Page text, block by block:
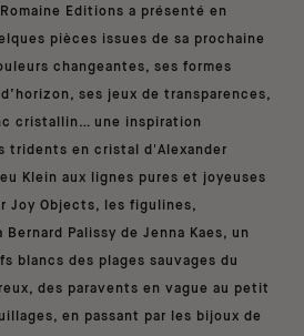
Editions a présenté en
pièces issues de sa prochaine
changeantes, ses formes
ses jeux de transparences,
cristallin… une inspiration
tridents en cristal d'Alexander
Klein aux lignes pures et joyeuses
Joy Objects, les figulines,
Bernard Palissy de Jenna Kaes, un
blancs des plages sauvages du
des paravents en vague au petit
en passant par les bijoux de